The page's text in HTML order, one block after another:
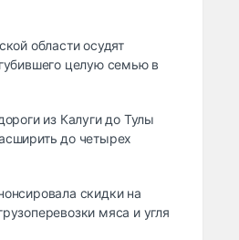
области осудят
целую семью в
из Калуги до Тулы
до четырех
скидки на
мяса и угля